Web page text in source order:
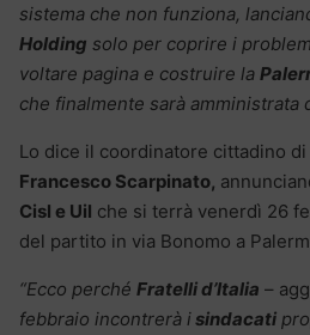
sistema che non funziona,
Holding solo per coprire i
voltare pagina e costruire la
che finalmente sarà amministrata
Lo dice il coordinatore cittadino di
Francesco Scarpinato,
Cisl e Uil che si terrà venerdì 26
del partito in via Bonomo a
“Ecco perché Fratelli d’Italia –
febbraio incontrerà isindacati